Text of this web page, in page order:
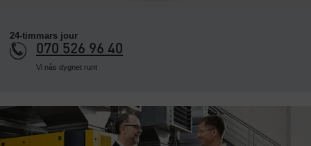
24-timmars jour
070 526 96 40
Vi nås dygnet runt